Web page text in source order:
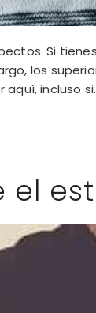
Si
los
incluso